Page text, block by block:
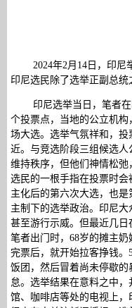
2024年2月14日，印
印尼选民除了选举正副总
印尼选举当日，笔者
个投票点，当地的公立机
场大选。选举气氛祥和，
近。与竞选阶段三组候选
维持秩序，但他们神情松
选民的一根手指在投票时
主化后的第六次大选，也
主制下的选举政治。印尼
甚至游行示威。但最近几
笔者出门时，68岁的摊主
完票后，就开始拉客挣钱。
饭团，然后冒着尚未停歇
怠。选举结果在意料之中
馆、咖啡店等处的电视上